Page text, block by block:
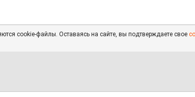
cookie-файлы. Оставаясь на сайте, вы подтверждаете свое